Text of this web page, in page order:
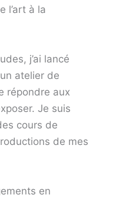
l’art à la
j’ai lancé
atelier de
répondre aux
Je suis
cours de
de mes
en